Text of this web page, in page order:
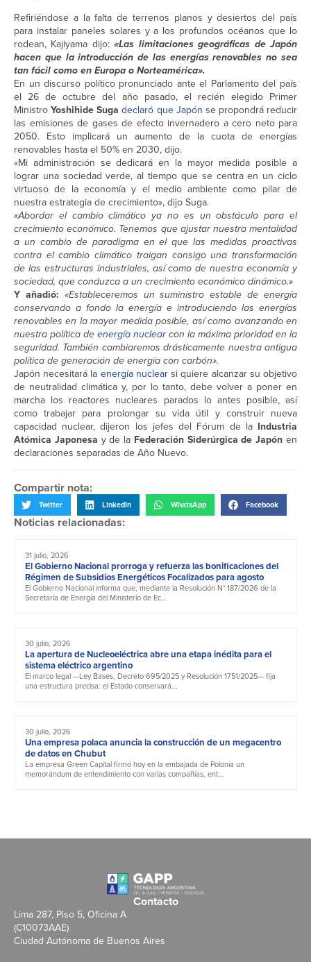
Refiriéndose a la falta de terrenos planos y desiertos del país
para instalar paneles solares y a los profundos océanos que lo
rodean, Kajiyama dijo:«Las limitaciones geográficas de Japón
hacen que la introducción de las energías renovables no sea
tan fácil como en Europa o Norteamérica».
En un discurso político pronunciado ante el Parlamento del país
el 26 de octubre del año pasado, el recién elegido Primer
MinistroYoshihide Suga declaró que Japón se propondrá reducir
las emisiones de gases de efecto invernadero a cero neto para
2050. Esto implicará un aumento de la cuota de energías
renovables hasta el 50% en 2030, dijo.
«Mi administración se dedicará en la mayor medida posible a
lograr una sociedad verde, al tiempo que se centra en un ciclo
virtuoso de la economía y el medio ambiente como pilar de
nuestra estrategia de crecimiento», dijo Suga.
«Abordar el cambio climático ya no es un obstáculo para el
crecimiento económico. Tenemos que ajustar nuestra mentalidad
a un cambio de paradigma en el que las medidas proactivas
contra el cambio climático traigan consigo una transformación
de las estructuras industriales, así como de nuestra economía y
sociedad, que conduzca a un crecimiento económico dinámico.»
Y añadió: «Estableceremos un suministro estable de energía
conservando a fondo la energía e introduciendo las energías
renovables en la mayor medida posible, así como avanzando en
nuestra política deenergía nuclearcon la máxima prioridad en la
seguridad. También cambiaremos drásticamente nuestra antigua
política de generación de energía con carbón».
Japón necesitará la energía nuclearsi quiere alcanzar su objetivo
de neutralidad climática y, por lo tanto, debe volver a poner en
marcha los reactores nucleares parados lo antes posible, así
como trabajar para prolongar su vida útil y construir nueva
capacidad nuclear, dijeron los jefes del Fórum de la Industria
Atómica Japonesa y de la Federación Siderúrgica de Japón en
declaraciones separadas de Año Nuevo.
Compartir nota:
Twitter LinkedIn WhatsApp Facebook
Noticias relacionadas:
31 julio, 2026
El Gobierno Nacional prorroga y refuerza las bonificaciones del
Régimen de Subsidios Energéticos Focalizados para agosto
El Gobierno Nacional informa que, mediante la Resolución N° 187/2026 de la
Secretaría de Energía del Ministerio de Ec...
30 julio, 2026
La apertura de Nucleoeléctrica abre una etapa inédita para el
sistema eléctrico argentino
El marco legal —Ley Bases, Decreto 695/2025 y Resolución 1751/2025— fija
una estructura precisa: el Estado conservará...
30 julio, 2026
Una empresa polaca anuncia la construcción de un megacentro
de datos en Chubut
La empresa Green Capital firmó hoy en la embajada de Polonia un
memorándum de entendimiento con varias compañías, ent...
Contacto
Lima 287, Piso 5, Oficina A
(C10073AAE)
Ciudad Autónoma de Buenos Aires